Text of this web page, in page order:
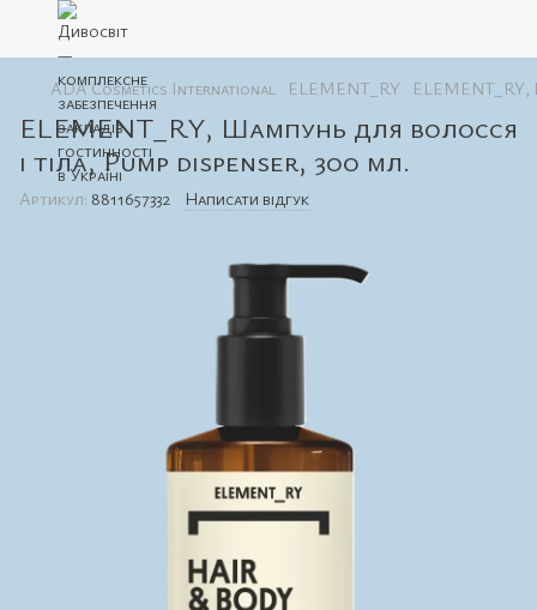
ADA Cosmetics International ELEMENT_RY ELEMENT_RY,
ELEMENT_RY, Шампунь для волосся
і тіла, Pump dispenser, 300 мл.
Артикул: 8811657332 Написати відгук